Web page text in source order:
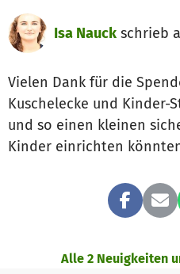
Isa Nauck schrieb
Vielen Dank für die
Kuschelecke und Kinder-
und so einen kleinen
Kinder einrichten
Alle 2 Neuigkeiten